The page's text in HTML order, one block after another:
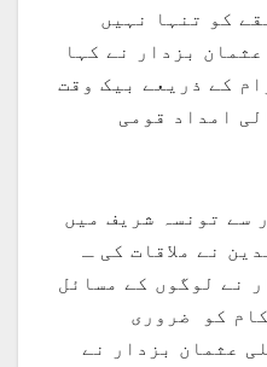
کو تنہا نہیں
بزدار نے کہا
کے ذریعے بیک وقت
امداد قومی
سے تونسہ شریف میں
نے ملاقات کی ـ
نے لوگوں کے مسائل
کو ضروری
عثمان بزدار نے